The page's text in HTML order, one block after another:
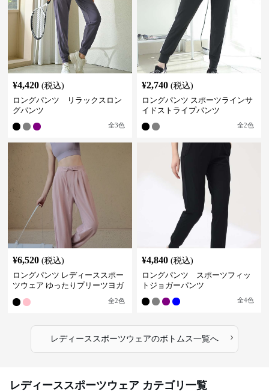
¥4,420 (税込)
ロングパンツ リラックスロン
グパンツ
全3色
¥2,740 (税込)
ロングパンツ スポーツラインサ
イドストライプパンツ
全2色
¥6,520 (税込)
ロングパンツ レディーススポー
ツウェア ゆったりプリーツヨガ
全2色
¥4,840 (税込)
ロングパンツ スポーツフィッ
トジョガーパンツ
全4色
レディーススポーツウェアのボトムス一覧へ ›
レディーススポーツウェア カテゴリ一覧